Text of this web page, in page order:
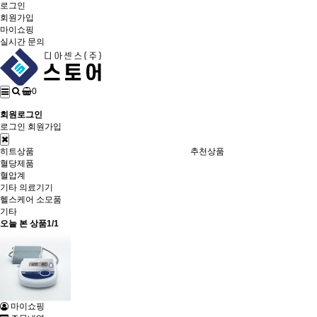
로그인
회원가입
마이쇼핑
실시간 문의
0
회원로그인
로그인 회원가입
히트상품 추천상품
혈당제품
혈압계
기타 의료기기
헬스케어 소모품
기타
오늘 본 상품1/1
마이쇼핑